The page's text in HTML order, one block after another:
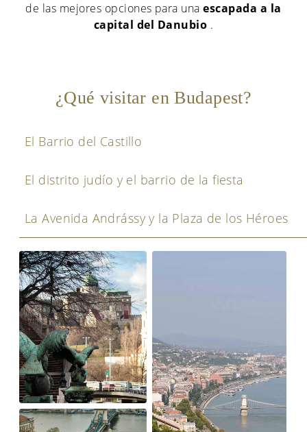
de las mejores opciones para unaescapada a la
capital del Danubio .
¿Qué visitar en Budapest?
El Barrio del Castillo
El distrito judío y el barrio de la fiesta
La Avenida Andrássy y la Plaza de los Héroes